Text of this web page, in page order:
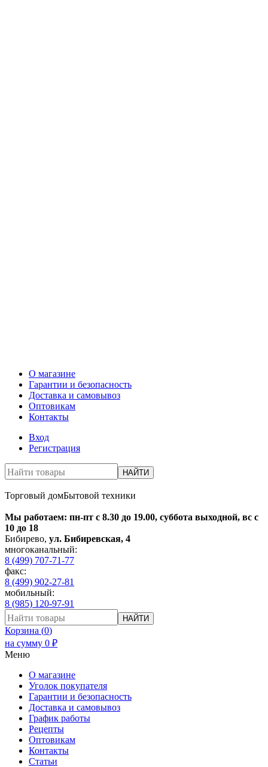
О магазине
Гарантии и безопасность
Доставка и самовывоз
Оптовикам
Контакты
Вход
Регистрация
НАЙТИ
Торговый домБытовой техники
Мы работаем: пн-пт с 8.30 до 19.00, суббота выходной, вс с
10 до 18
Бибирево, ул. Бибиревская, 4
многоканальный:
8 (499) 707-71-77
факс:
8 (499) 902-27-81
мобильный:
8 (985) 120-97-91
НАЙТИ
Корзина (0)
на сумму 0 ₽
Меню
О магазине
Уголок покупателя
Гарантии и безопасность
Доставка и самовывоз
График работы
Рецепты
Оптовикам
Контакты
Статьи